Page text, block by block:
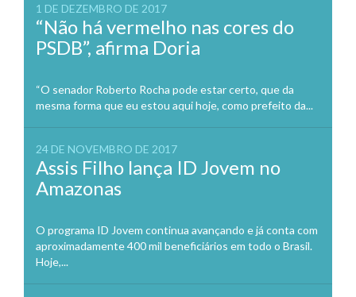
1 DE DEZEMBRO DE 2017
“Não há vermelho nas cores do
PSDB”, afirma Doria
“O senador Roberto Rocha pode estar certo, que da
mesma forma que eu estou aqui hoje, como prefeito da...
24 DE NOVEMBRO DE 2017
Assis Filho lança ID Jovem no
Amazonas
O programa ID Jovem continua avançando e já conta com
aproximadamente 400 mil beneficiários em todo o Brasil.
Hoje,...